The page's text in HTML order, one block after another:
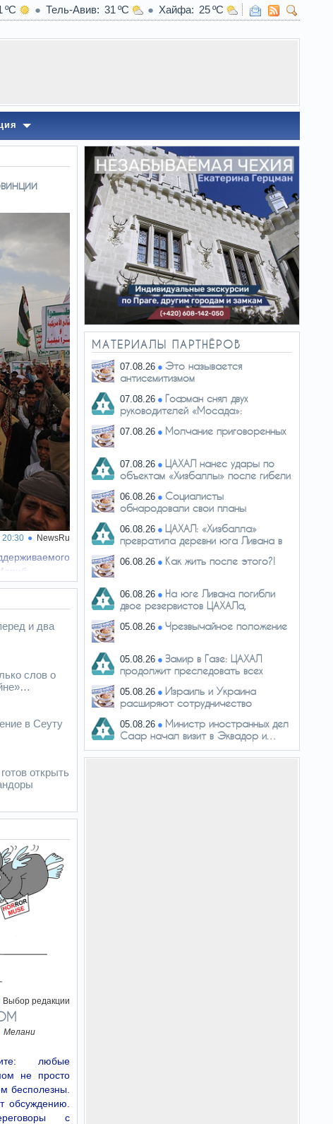
Тель-Авив 31 Хайфа
25
20:30 NewsRu
и два
слов о
в Сеуту
открыть
Выбор редакции
Мелани
любые
не просто
бесполезны.
обсуждению.
с
МАТЕРИАЛЫ ПАРТНЁРОВ
07.08.26
Это называется
антисемитизмом
07.08.26
Гофман снял двух
руководителей «Мосада»:
перестановки…
07.08.26 Молчание приговоренных
07.08.26
ЦАХАЛ нанес удары по
объектам «Хизбаллы» после гибели
двух…
06.08.26
Социалисты
обнародовали свои планы
06.08.26
ЦАХАЛ: «Хизбалла»
превратила деревни юга Ливана в
сеть…
06.08.26 Как жить после этого?!
06.08.26
На юге Ливана погибли
двое резервистов ЦАХАЛа,
четверо…
05.08.26 Чрезвычайное положение
05.08.26
Замир в Газе: ЦАХАЛ
продолжит преследовать всех
причастных…
05.08.26
Израиль и Украина
расширяют сотрудничество
05.08.26
Министр иностранных дел
Саар начал визит в Эквадор и…
04.08.26 Жизнь после Сталина